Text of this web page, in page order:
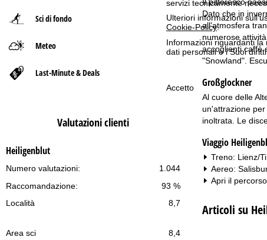
servizi tecnicamente
Ulteriori informazioni
Cookie-Policy.
Informazioni riguardanti
dati personali e i Suoi
Accetto
Sci di fondo
Meteo
Last-Minute & Deals
Valutazioni clienti
Heiligenblut
1.044
Numero valutazioni:
93 %
Raccomandazione:
Località
8,7
Area sci 8,4
p
a
Dato che in
all'atmosfera
numerose
accoglienti caffè
"Snowland".
Großglockner
Al cuore delle
un'attrazione
inoltrata. Le
Viaggio
Treno: Lienz/
Aereo:
Apri il
Articoli su